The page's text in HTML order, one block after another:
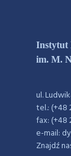
Instytut
im. M.
ul.
tel.: (+48
fax: (+48
e-mail:
Znajdź